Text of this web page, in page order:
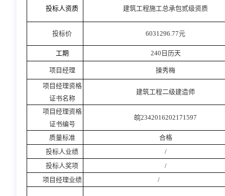
投标人资质 建筑工程施工总承包贰级资质
投标价 6031296.77元
工期 240日历天
项目经理 操秀梅
项目经理资格
证书名称
建筑工程二级建造师
项目经理资格
证书编号
皖2342016202171597
质量标准
合格
投标人业绩
/
投标人奖项
/
项目经理业绩
/